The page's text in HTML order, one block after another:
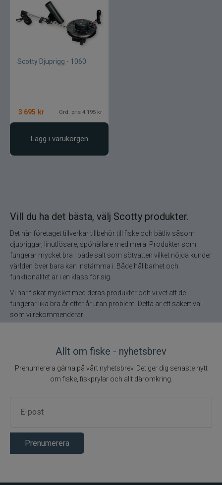
Fly Dressing
Futurefly
Gäddgapet
Gamakatsu
Guideline
Gulp
Halco
Illex
Scotty Djuprigg - 1060
3 695 kr Ord. pris 4 195 kr
Lägg i varukorgen
Vill du ha det bästa, välj Scotty produkter.
Det här företaget tillverkar tillbehör till fiske och båtliv såsom
djupriggar, linutlösare, spöhållare med mera. Produkter som
fungerar mycket bra i både salt som sötvatten vilket nöjda kunder
världen över bara kan instämma i. Både hållbarhet och
funktionalitet är i en klass för sig.
Vi har fiskat mycket med deras produkter och vi vet att de
fungerar lika bra år efter år utan problem. Detta är ett säkert val
som vi rekommenderar!
Allt om fiske - nyhetsbrev
Prenumerera gärna på vårt nyhetsbrev. Det ger dig senaste nytt
om fiske, fiskprylar och allt däromkring.
Prenumerera